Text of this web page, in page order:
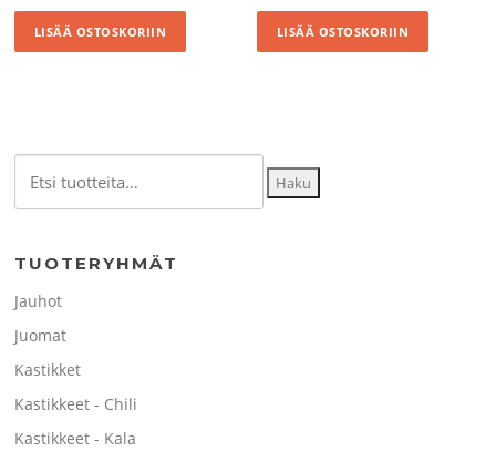
LISÄÄ OSTOSKORIIN LISÄÄ OSTOSKORIIN
Haku
TUOTERYHMÄT
Jauhot
Juomat
Kastikket
Kastikkeet - Chili
Kastikkeet - Kala